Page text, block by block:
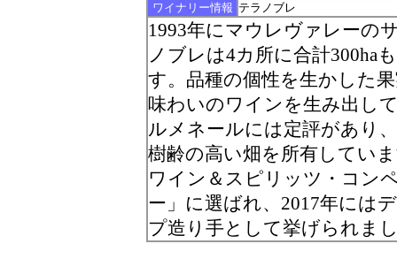
ワイナリー情報 テラノブレ
1993年にマウレヴァレーの
ノブレは4カ所に合計300ha
す。品種の個性を生かした
味わいのワインを生み出し
ルメネールには定評があり
樹齢の高い畑を所有してい
ワイン＆スピリッツ・コン
ー」に選ばれ、2017年には
プ造り手として挙げられま